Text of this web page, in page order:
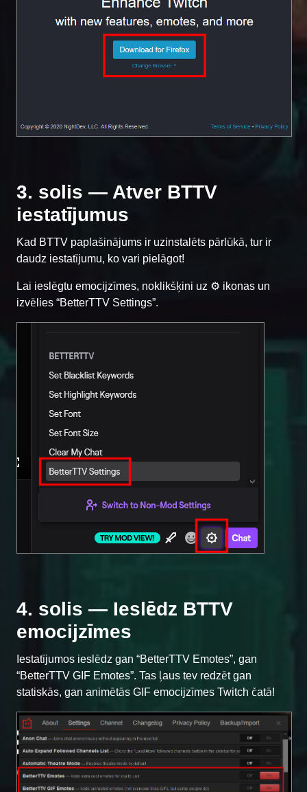
3. solis — Atver BTTV
iestatījumus
Kad BTTV paplašinājums ir uzinstalēts pārlūkā, tur ir
daudz iestatījumu, ko vari pielāgot!
Lai ieslēgtu emocijzīmes, noklikšķini uz ⚙️ ikonas un
izvēlies “BetterTTV Settings”.
4. solis — Ieslēdz BTTV
emocijzīmes
Iestatījumos ieslēdz gan “BetterTTV Emotes”, gan
“BetterTTV GIF Emotes”. Tas ļaus tev redzēt gan
statiskās, gan animētās GIF emocijzīmes Twitch čatā!